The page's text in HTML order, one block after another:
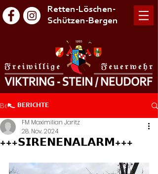
Retten-Löschen-
Schützen-Bergen
Beitrag
+++𝗦𝗜𝗥𝗘𝗡𝗘𝗡𝗔𝗟𝗔𝗥𝗠+++
FM Maximilian Jaritz
28. Nov. 2024
BERICHTE